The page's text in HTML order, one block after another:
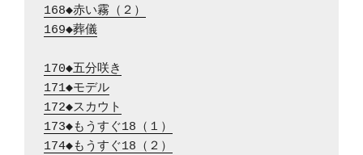
168◆赤い霧（２）
169◆葬儀
170◆五分咲き
171◆モデル
172◆スカウト
173◆もうすぐ18（１）
174◆もうすぐ18（２）